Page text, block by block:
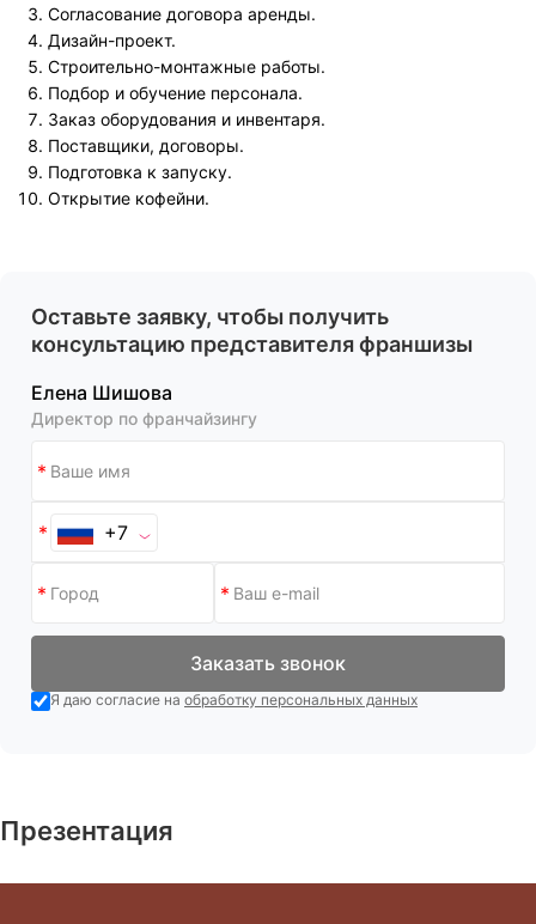
Согласование договора аренды.
Дизайн-проект.
Строительно-монтажные работы.
Подбор и обучение персонала.
Заказ оборудования и инвентаря.
Поставщики, договоры.
Подготовка к запуску.
Открытие кофейни.
Оставьте заявку, чтобы получить
консультацию представителя франшизы
Елена Шишова
Директор по франчайзингу
+7
Заказать звонок
Я даю согласие на обработку персональных данных
Презентация